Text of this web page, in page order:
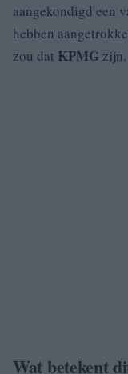
aangekondigd een
hebben
zou dat KPMG zijn.
Wat betekent